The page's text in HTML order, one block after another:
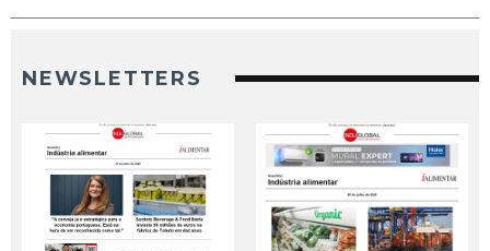
NEWSLETTERS